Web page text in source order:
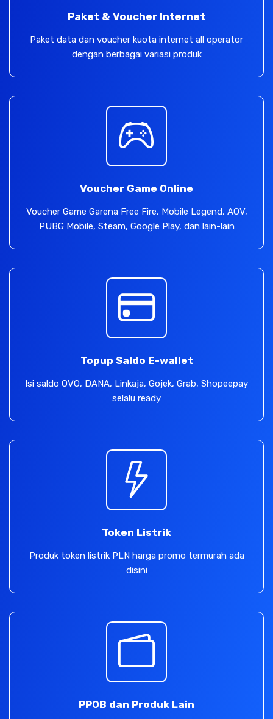
Paket & Voucher Internet
Paket data dan voucher kuota internet all operator
dengan berbagai variasi produk
Voucher Game Online
Voucher Game Garena Free Fire, Mobile Legend, AOV,
PUBG Mobile, Steam, Google Play, dan lain-lain
Topup Saldo E-wallet
Isi saldo OVO, DANA, Linkaja, Gojek, Grab, Shopeepay
selalu ready
Token Listrik
Produk token listrik PLN harga promo termurah ada
disini
PPOB dan Produk Lain